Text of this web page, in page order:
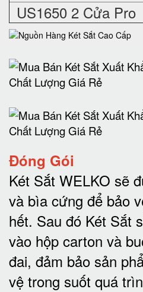
US1650 2 Cửa Pro
Đóng Gói
Két Sắt WELKO sẽ
và bìa cứng để bảo
hết. Sau đó Két Sắt
vào hộp carton và
đai, đảm bảo sản
vệ trong suốt quá